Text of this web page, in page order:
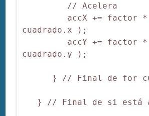
// Acelera
accX += factor *
cuadrado.x );
accY += factor *
cuadrado.y );
} // Final de for
} // Final de si está